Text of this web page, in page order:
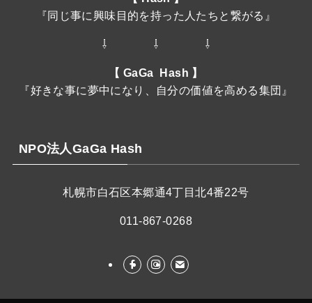
『同じ事に興味目的を持った人たちと繋がる』
⇩ ⇩ ⇩
【 GaGa Hash 】
『好きな事に夢中になり、自分の価値を高める集団』
NPO法人GaGa Hash
札幌市白石区本郷通4丁目北4番22号
011-867-0268